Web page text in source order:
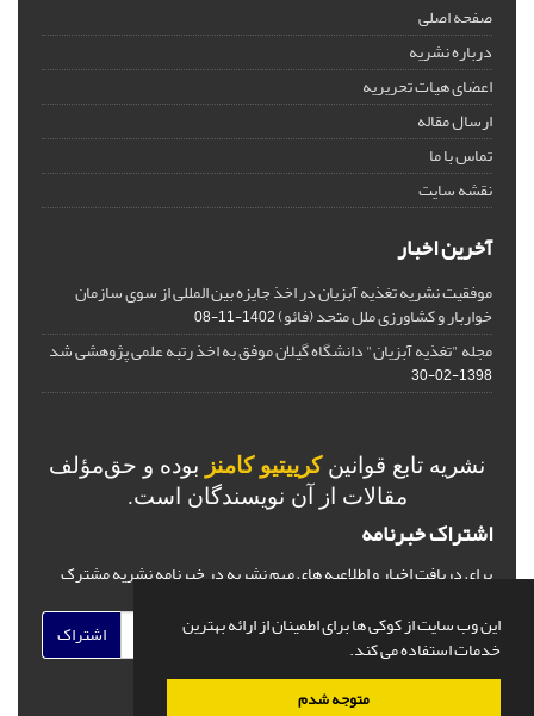
این وب سایت از کوکی ها برای اطمینان از ارائه بهترین
خدمات استفاده می کند.
متوجه شدم
صفحه اصلی
درباره نشریه
اعضای هیات تحریریه
ارسال مقاله
تماس با ما
نقشه سایت
آخرین اخبار
موفقیت نشریه تغذیه آبزیان در اخذ جایزه بین المللی از سوی سازمان
خواربار و کشاورزی ملل متحد (فائو)1402-11-08
مجله "تغذیه آبزیان" دانشگاه گیلان موفق به اخذ رتبه علمی پژوهشی شد
1398-02-30
نشریه تابع قوانینکرییتیو کامنز بوده و حق‌مؤلف
مقالات از آن نویسندگان است.
اشتراک خبرنامه
برای دریافت اخبار و اطلاعیه های مهم نشریه در خبرنامه نشریه مشترک
اشتراک